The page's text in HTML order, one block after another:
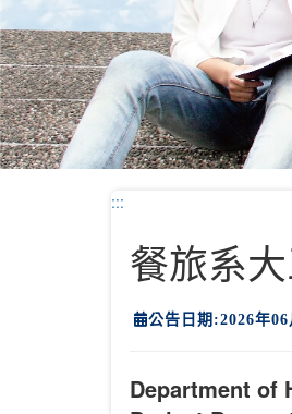
:::
餐旅系
公告日期:2026年06
Department of